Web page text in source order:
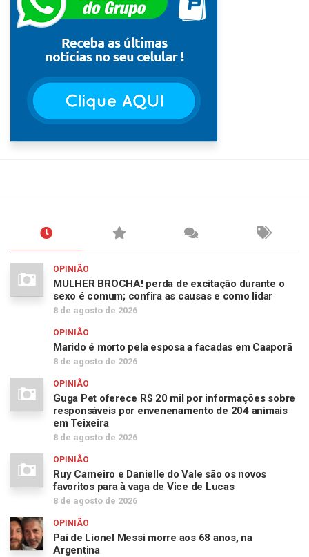
OPINIÃO
MULHER BROCHA! perda de excitação durante o
sexo é comum; confira as causas e como lidar
8 de agosto de 2026
OPINIÃO
Marido é morto pela esposa a facadas em Caaporã
8 de agosto de 2026
OPINIÃO
Guga Pet oferece R$ 20 mil por informações sobre
responsáveis por envenenamento de 204 animais
em Teixeira
8 de agosto de 2026
OPINIÃO
Ruy Carneiro e Danielle do Vale são os novos
favoritos para à vaga de Vice de Lucas
8 de agosto de 2026
OPINIÃO
Pai de Lionel Messi morre aos 68 anos, na
Argentina